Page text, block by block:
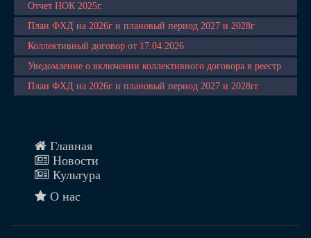
Отчет НОК 2025г.
План ФХД на 2026г и плановый период 2027 и 2028г
Коллективный договор от 17.04.2026
Уведомление о включении коллективного договора в реестр
План ФХД на 2026г и плановый период 2027 и 2028гг
Главная
Новости
Культура
О нас